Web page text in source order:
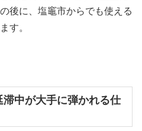
後に、塩竈市からでも使える
す。
中が大手に弾かれる仕